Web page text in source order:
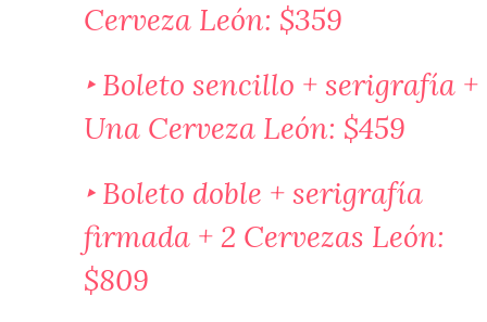
Cerveza León: $359
‣ Boleto sencillo + serigrafía +
Una Cerveza León: $459
‣ Boleto doble + serigrafía
firmada + 2 Cervezas León:
$809